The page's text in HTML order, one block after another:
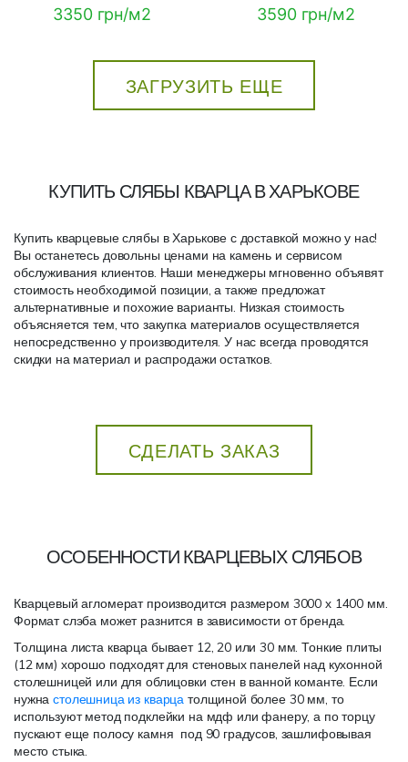
3350 грн/м2 3590 грн/м2
ЗАГРУЗИТЬ ЕЩЕ
КУПИТЬ СЛЯБЫ КВАРЦА В ХАРЬКОВЕ
Купить кварцевые слябы в Харькове с доставкой можно у нас!
Вы останетесь довольны ценами на камень и сервисом
обслуживания клиентов. Наши менеджеры мгновенно объявят
стоимость необходимой позиции, а также предложат
альтернативные и похожие варианты. Низкая стоимость
объясняется тем, что закупка материалов осуществляется
непосредственно у производителя. У нас всегда проводятся
скидки на материал и распродажи остатков.
СДЕЛАТЬ ЗАКАЗ
ОСОБЕННОСТИ КВАРЦЕВЫХ СЛЯБОВ
Кварцевый агломерат производится размером 3000 х 1400 мм.
Формат слэба может разнится в зависимости от бренда.
Толщина листа кварца бывает 12, 20 или 30 мм. Тонкие плиты
(12 мм) хорошо подходят для стеновых панелей над кухонной
столешницей или для облицовки стен в ванной команте. Если
нужнастолешница из кварца толщиной более 30 мм, то
используют метод подклейки на мдф или фанеру, а по торцу
пускают еще полосу камня под 90 градусов, зашлифовывая
место стыка.